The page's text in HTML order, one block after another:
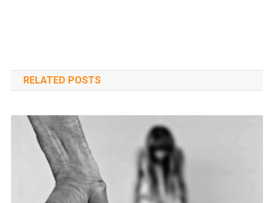
RELATED POSTS